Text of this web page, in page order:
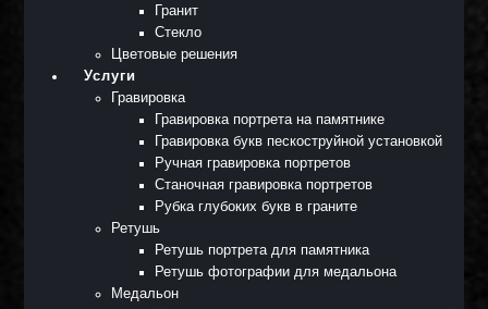
Гранит
Стекло
Цветовые решения
Услуги
Гравировка
Гравировка портрета на памятнике
Гравировка букв пескоструйной установкой
Ручная гравировка портретов
Станочная гравировка портретов
Рубка глубоких букв в граните
Ретушь
Ретушь портрета для памятника
Ретушь фотографии для медальона
Медальон